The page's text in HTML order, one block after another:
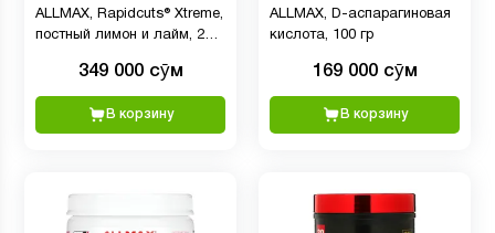
ALLMAX, Rapidcuts® Xtreme,
постный лимон и лайм, 235
349 000 сӯм
В корзину
ALLMAX, D-аспарагиновая
кислота, 100 гр
169 000 сӯм
В корзину